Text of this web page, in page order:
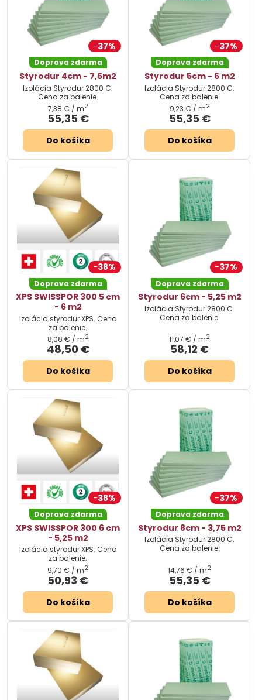
37%
Doprava zdarma
Styrodur 4cm - 7,5m2
Izolácia Styrodur 2800 C.
Cena za balenie.
55,35 €
7,38 € / m2
Do košíka
37%
Doprava zdarma
Styrodur 5cm - 6 m2
Izolácia Styrodur 2800 C.
Cena za balenie.
55,35 €
9,23 € / m2
Do košíka
38%
Doprava zdarma
XPS SWISSPOR 300 5 cm
- 6 m2
Izolácia styrodur XPS. Cena
za balenie.
48,50 €
8,08 € / m2
Do košíka
37%
Doprava zdarma
Styrodur 6cm - 5,25 m2
Izolácia Styrodur 2800 C.
Cena za balenie.
58,12 €
11,07 € / m2
Do košíka
38%
Doprava zdarma
XPS SWISSPOR 300 6 cm
- 5,25 m2
Izolácia styrodur XPS. Cena
za balenie.
50,93 €
9,70 € / m2
Do košíka
37%
Doprava zdarma
Styrodur 8cm - 3,75 m2
Izolácia Styrodur 2800 C.
Cena za balenie.
55,35 €
14,76 € / m2
Do košíka